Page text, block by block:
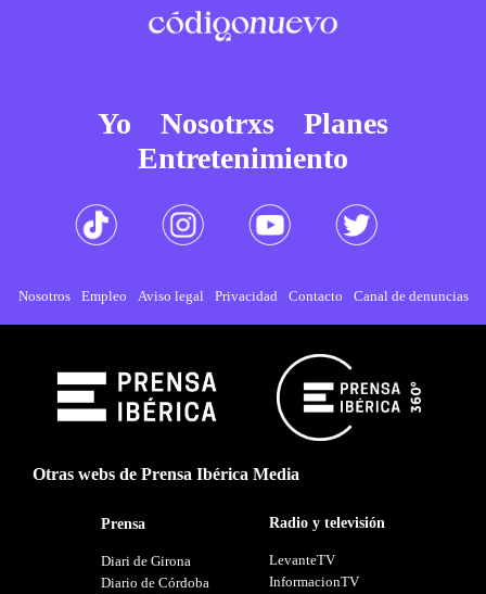
Yo Nosotrxs
Planes
Entretenimiento
Nosotros Empleo Aviso legal Privacidad Contacto Canal de denuncias
Otras webs de Prensa Ibérica Media
Prensa
Diari de Girona
Diario de Córdoba
Radio y televisión
LevanteTV
InformacionTV